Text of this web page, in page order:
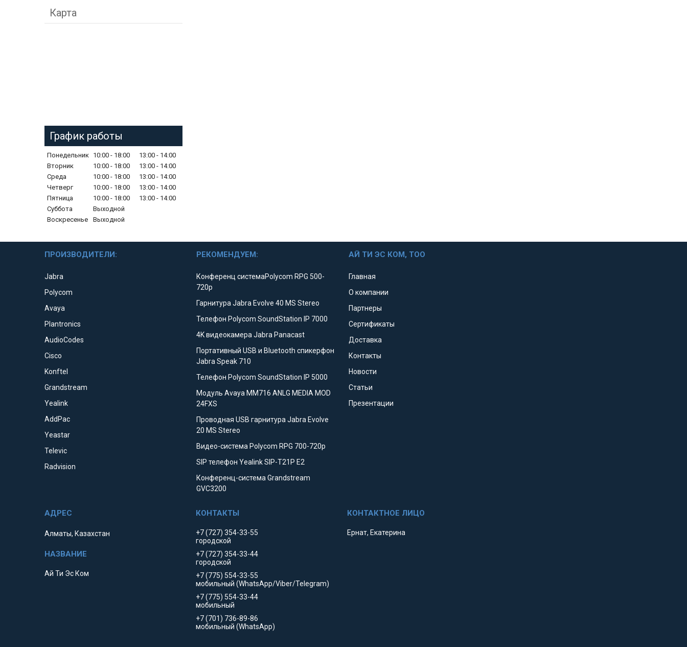
Карта
График работы
Понедельник 10:00 18:00 13:00
14:00
Вторник
10:00 18:00 13:00
14:00
Среда
10:00 18:00 13:00
14:00
Четверг
10:00 18:00 13:00
14:00
Пятница
10:00 18:00 13:00
14:00
Суббота
Выходной
Воскресенье
Выходной
ПРОИЗВОДИТЕЛИ:
Jabra
Polycom
Avaya
Plantronics
AudioCodes
Cisco
Konftel
Grandstream
Yealink
AddPac
Yeastar
Televic
Radvision
РЕКОМЕНДУЕМ:
Конференц системаPolycom RPG 500-
720p
Гарнитура Jabra Evolve 40 MS Stereo
Телефон Polycom SoundStation IP 7000
4K видеокамера Jabra Panacast
Портативный USB и Bluetooth спикерфон
Jabra Speak 710
Телефон Polycom SoundStation IP 5000
Модуль Avaya MM716 ANLG MEDIA MOD
24FXS
Проводная USB гарнитура Jabra Evolve
20 MS Stereo
Видео-система Polycom RPG 700-720p
SIP телефон Yealink SIP-T21P E2
Конференц-система Grandstream
GVC3200
АЙ ТИ ЭС КОМ, ТОО
Главная
О компании
Партнеры
Сертификаты
Доставка
Контакты
Новости
Статьи
Презентации
Алматы, Казахстан
Ай Ти Эс Ком
+7 (727) 354-33-55
городской
+7 (727) 354-33-44
городской
+7 (775) 554-33-55
мобильный (WhatsApp/Viber/Telegram)
+7 (775) 554-33-44
мобильный
+7 (701) 736-89-86
мобильный (WhatsApp)
Ернат, Екатерина